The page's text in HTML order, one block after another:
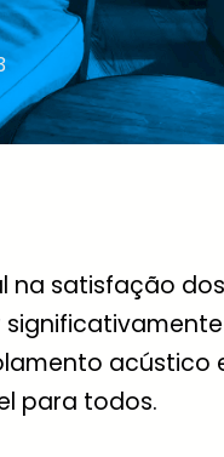
satisfação
acústico
para todos.